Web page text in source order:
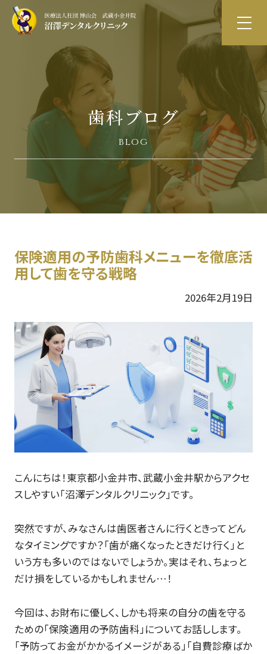
歯科ブログ
blog
保険適用の予防歯科メニューを徹底活
用して歯を守る戦略
2026年2月19日
こんにちは！東京都小金井市、武蔵小金井駅からアクセ
スしやすい「沼澤デンタルクリニック」です。
突然ですが、みなさんは歯医者さんに行くときってどん
なタイミングですか？「歯が痛くなったときだけ行く」と
いう方も多いのではないでしょうか。実はそれ、ちょっと
だけ損をしているかもしれません…！
今回は、お財布に優しく、しかも将来の自分の歯を守る
ための「保険適用の予防歯科」についてお話しします。
「予防ってお金がかかるイメージがある」「自費診療ばか